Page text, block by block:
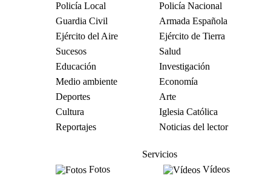
Policía Local
Policía Nacional
Guardia Civil
Armada Española
Ejército del Aire
Ejército de Tierra
Sucesos
Salud
Educación
Investigación
Medio ambiente
Economía
Deportes
Arte
Cultura
Iglesia Católica
Reportajes
Noticias del lector
Servicios
Fotos
Vídeos